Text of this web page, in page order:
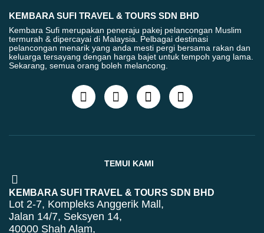
KEMBARA SUFI TRAVEL & TOURS SDN BHD
Kembara Sufi merupakan peneraju pakej pelancongan Muslim
termurah & dipercayai di Malaysia. Pelbagai destinasi
pelancongan menarik yang anda mesti pergi bersama rakan dan
keluarga tersayang dengan harga bajet untuk tempoh yang lama.
Sekarang, semua orang boleh melancong.
TEMUI KAMI
KEMBARA SUFI TRAVEL & TOURS SDN BHD
Lot 2-7, Kompleks Anggerik Mall,
Jalan 14/7, Seksyen 14,
40000 Shah Alam,